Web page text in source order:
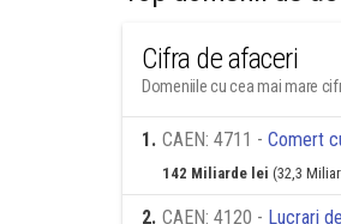
Cifra de afaceri
Domeniile cu cea mai mare
1. CAEN: 4711 - Comert
142 Miliarde lei (32,3
2. CAEN: 4120 - Lucrari